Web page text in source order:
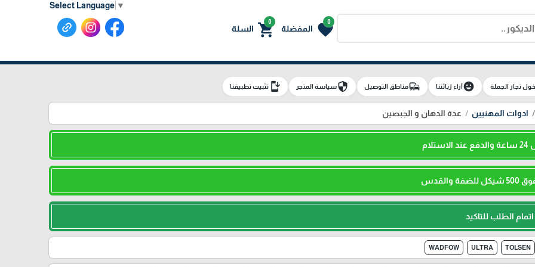
Select Language ▼
0
favorite المفضلة
0
shopping_cart السلة
تجار الجملة emoji_emotionsآراء زبائننا commuteمناطق التوصيل securityسياسة المتجر install_mobileتثبيت تطبيقنا
ادوات المهنيين عدة الدهان و الجبصين
الطلب للتاكيد
TOLSEN
ULTRA
WADFOW